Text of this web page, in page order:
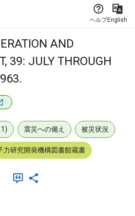
ヘルプEnglish
AND
39: JULY THROUGH
震災への備え 被災状況
力研究開発機構図書館蔵書